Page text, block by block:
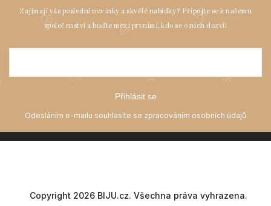
Přihlásit se
Copyright 2026 BIJU.cz. Všechna práva vyhrazena.